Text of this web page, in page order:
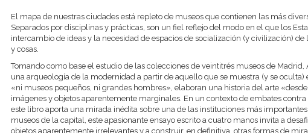
El mapa de nuestras ciudades está repleto de museos que contienen las más
Separados por disciplinas y prácticas, son un fiel reflejo del modo en el que los
intercambio de ideas y la necesidad de espacios de socialización (y civilización)
y cosas.
Tomando como base el estudio de las colecciones de veintitrés museos de
una arqueología de la modernidad a partir de aquello que se muestra (y se
«ni museos pequeños, ni grandes hombres», elaboran una historia del arte
imágenes y objetos aparentemente marginales. En un contexto de embates
este libro aporta una mirada inédita sobre una de las instituciones más
museos de la capital, este apasionante ensayo escrito a cuatro manos invita a
objetos aparentemente irrelevantes y a construir, en definitiva, otras formas de